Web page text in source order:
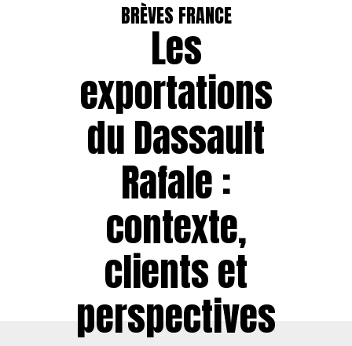
BRÈVES FRANCE
Les
exportations
du Dassault
Rafale :
contexte,
clients et
perspectives